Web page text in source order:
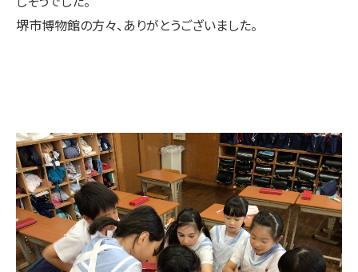
堺市博物館の方々、ありがとうございました。